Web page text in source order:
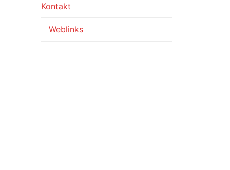
Kontakt
Weblinks